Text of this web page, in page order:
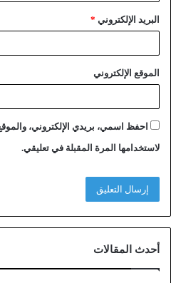
البريد الإلكتروني *
الموقع الإلكتروني
احفظ اسمي، بريدي الإلكتروني،
لاستخدامها المرة المقبلة في تعليقي.
أحدث المقالات